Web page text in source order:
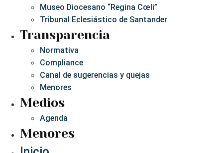
Museo Diocesano “Regina Cœli”
Tribunal Eclesiástico de Santander
Transparencia
Normativa
Compliance
Canal de sugerencias y quejas
Menores
Medios
Agenda
Menores